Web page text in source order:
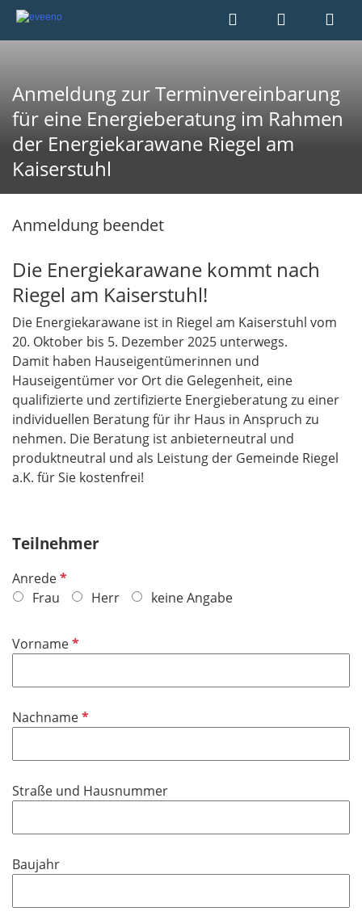
Anmeldung zur Terminvereinbarung
für eine Energieberatung im Rahmen
der Energiekarawane Riegel am
Kaiserstuhl
Anmeldung beendet
Die Energiekarawane kommt nach
Riegel am Kaiserstuhl!
Die Energiekarawane ist in Riegel am Kaiserstuhl vom
20. Oktober bis 5. Dezember 2025 unterwegs.
Damit haben Hauseigentümerinnen und
Hauseigentümer vor Ort die Gelegenheit, eine
qualifizierte und zertifizierte Energieberatung zu einer
individuellen Beratung für ihr Haus in Anspruch zu
nehmen. Die Beratung ist anbieterneutral und
produktneutral und als Leistung der Gemeinde Riegel
a.K. für Sie kostenfrei!
Teilnehmer
AnredeP
f
c
f
e
Frau Herr keine Angabe
VornameP
c
t
e
d
NachnameP
c
t
e
d
Straße und Hausnummer
Baujahr